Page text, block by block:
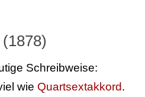
Schreibweise:
wie Quartsextakkord.